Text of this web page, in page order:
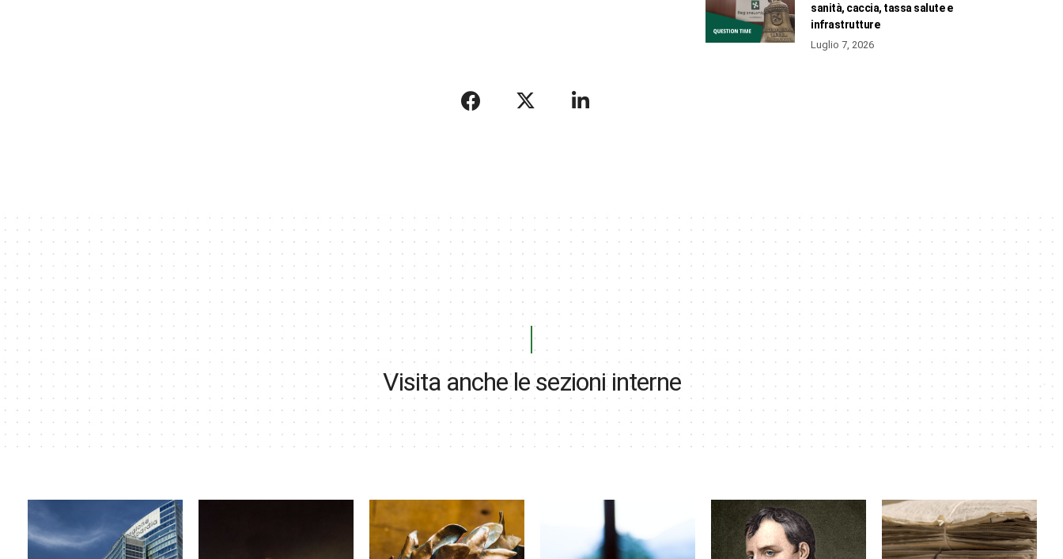
sanità, caccia, tassa salute e
infrastrutture
Luglio 7, 2026
Visita anche le sezioni interne